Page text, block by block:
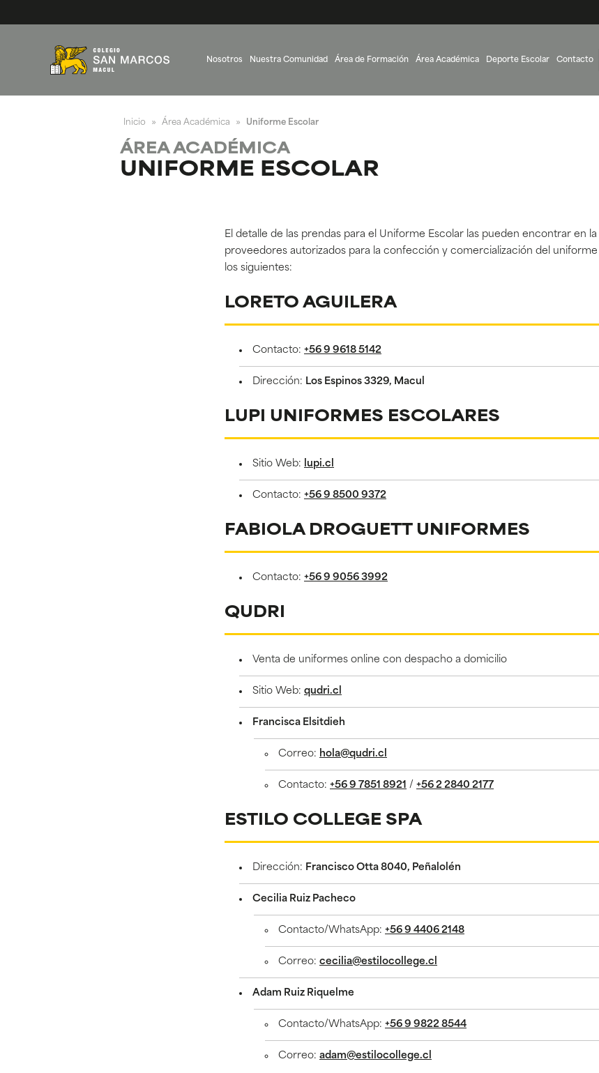
Nosotros Nuestra Comunidad Área de Formación Área Académica Deporte Escolar Contacto
Inicio » Área Académica » Uniforme Escolar
ÁREA ACADÉMICA
UNIFORME ESCOLAR
El detalle de las prendas para el Uniforme Escolar las pueden encontrar en la
proveedores autorizados para la confección y comercialización del
los siguientes:
LORETO AGUILERA
Contacto: +56 9 9618 5142
Dirección: Los Espinos 3329, Macul
LUPI UNIFORMES ESCOLARES
Sitio Web: lupi.cl
Contacto: +56 9 8500 9372
FABIOLA DROGUETT UNIFORMES
Contacto: +56 9 9056 3992
QUDRI
Venta de uniformes online con despacho a domicilio
Sitio Web: qudri.cl
Francisca Elsitdieh
Correo: hola@qudri.cl
Contacto: +56 9 7851 8921 / +56 2 2840 2177
ESTILO COLLEGE SPA
Dirección: Francisco Otta 8040, Peñalolén
Cecilia Ruiz Pacheco
Contacto/WhatsApp: +56 9 4406 2148
Correo: cecilia@estilocollege.cl
Adam Ruiz Riquelme
Contacto/WhatsApp: +56 9 9822 8544
Correo: adam@estilocollege.cl